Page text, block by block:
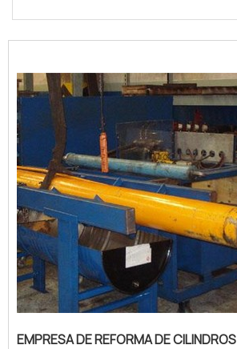
EMPRESA DE REFORMA DE CILINDROS